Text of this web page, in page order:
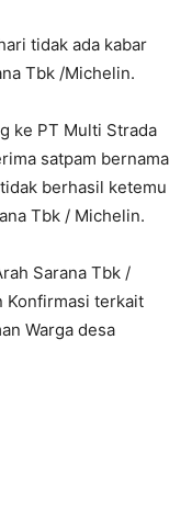
tidak ada kabar
Tbk /Michelin.
ke PT Multi Strada
satpam bernama
berhasil ketemu
Tbk / Michelin.
Sarana Tbk /
Konfirmasi terkait
Warga desa